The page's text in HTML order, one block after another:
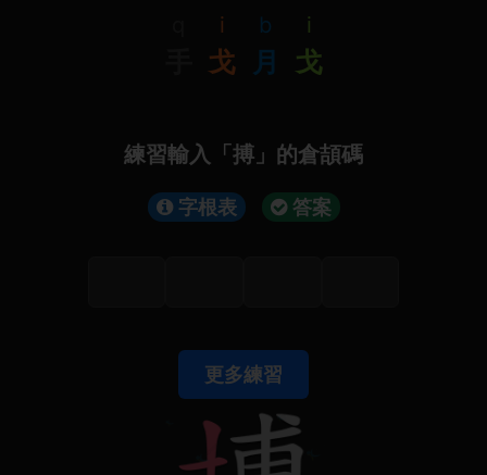
i
戈
b
月
i
戈
練習輸入「搏」的倉頡碼
字根表 答案
更多練習